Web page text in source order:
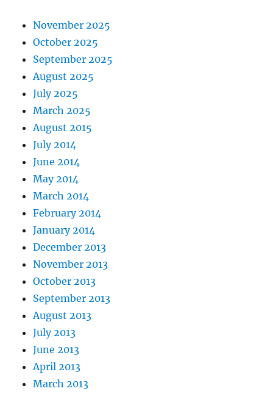
November 2025
October 2025
September 2025
August 2025
July 2025
March 2025
August 2015
July 2014
June 2014
May 2014
March 2014
February 2014
January 2014
December 2013
November 2013
October 2013
September 2013
August 2013
July 2013
June 2013
April 2013
March 2013